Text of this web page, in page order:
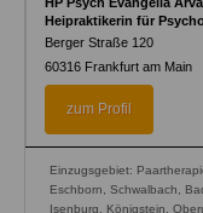
Heipraktikerin für
Berger Straße 120
60316 Frankfurt am Main
zum Profil
Einzugsgebiet:
Eschborn, Schwalbach,
Isenburg, Königstein,